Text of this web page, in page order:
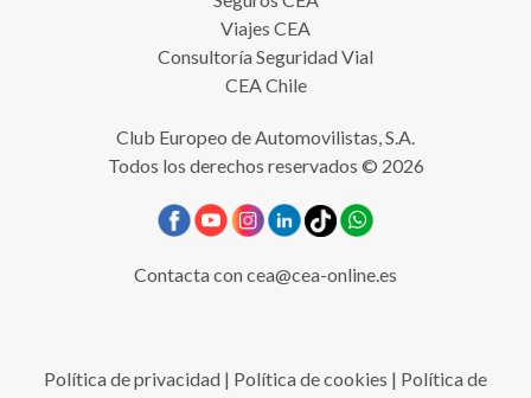
Viajes CEA
Consultoría Seguridad Vial
CEA Chile
Club Europeo de Automovilistas, S.A.
Todos los derechos reservados © 2026
Contacta concea@cea-online.es
Política de privacidad | Política de cookies | Política de